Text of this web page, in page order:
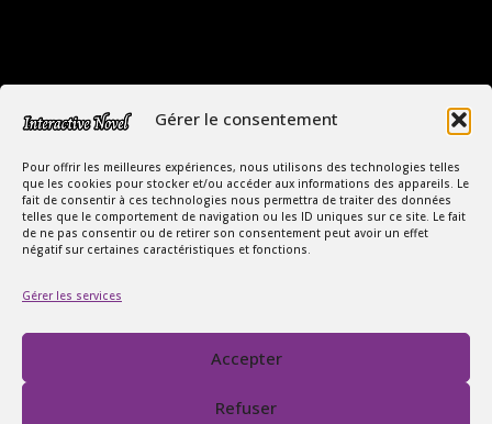
Gérer le consentement
Pour offrir les meilleures expériences, nous utilisons des technologies telles
que les cookies pour stocker et/ou accéder aux informations des appareils. Le
fait de consentir à ces technologies nous permettra de traiter des données
telles que le comportement de navigation ou les ID uniques sur ce site. Le fait
de ne pas consentir ou de retirer son consentement peut avoir un effet
négatif sur certaines caractéristiques et fonctions.
Gérer les services
Accepter
Refuser
Copyright Interactive Novel © 2026
Le Monde Captivant des Romances
Conditions Générales de Vente